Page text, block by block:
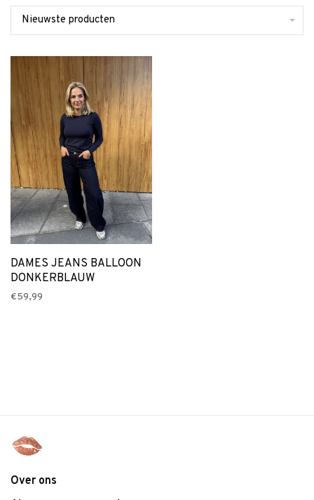
Nieuwste producten
DAMES JEANS BALLOON
DONKERBLAUW
€59,99
Over ons